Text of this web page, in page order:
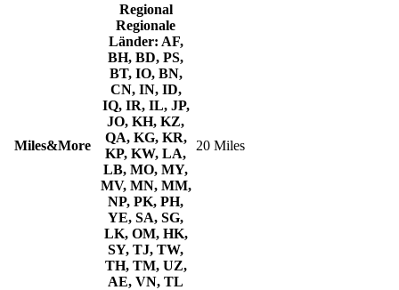
Miles&More
Regional
Regionale
Länder: AF,
BH, BD, PS,
BT, IO, BN,
CN, IN, ID,
IQ, IR, IL, JP,
JO, KH, KZ,
QA, KG, KR,
KP, KW, LA,
LB, MO, MY,
MV, MN, MM,
NP, PK, PH,
YE, SA, SG,
LK, OM, HK,
SY, TJ, TW,
TH, TM, UZ,
AE, VN, TL
20 Miles